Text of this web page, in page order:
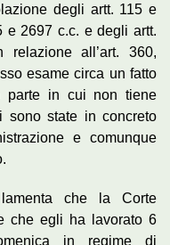
degli artt. 115 e
e 2697 c.c. e degli artt.
all’art. 360,
esame circa un fatto
parte in cui non tiene
sono state in concreto
e comunque
che la Corte
che egli ha lavorato 6
in regime di